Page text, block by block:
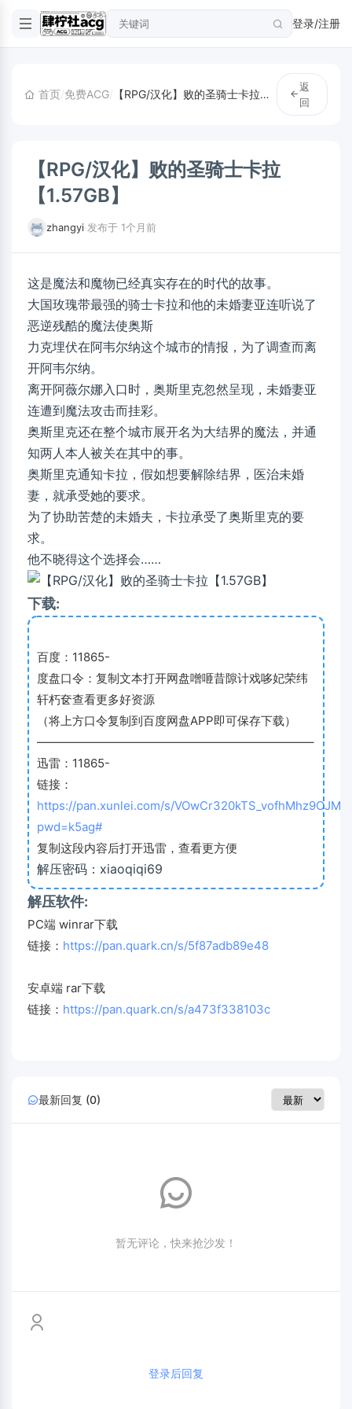
登录/注册
首页/免费ACG/ 【RPG/汉化】败的圣骑士卡拉【1.57GB】
返
回
【RPG/汉化】败的圣骑士卡拉
【1.57GB】
zhangyi 发布于 1个月前
这是魔法和魔物已经真实存在的时代的故事。
大国玫瑰带最强的骑士卡拉和他的未婚妻亚连听说了
恶逆残酷的魔法使奥斯
力克埋伏在阿韦尔纳这个城市的情报，为了调查而离
开阿韦尔纳。
离开阿薇尔娜入口时，奥斯里克忽然呈现，未婚妻亚
连遭到魔法攻击而挂彩。
奥斯里克还在整个城市展开名为大结界的魔法，并通
知两人本人被关在其中的事。
奥斯里克通知卡拉，假如想要解除结界，医治未婚
妻，就承受她的要求。
为了协助苦楚的未婚夫，卡拉承受了奥斯里克的要
求。
他不晓得这个选择会……
下载:
百度：11865-
度盘口令：复制文本打开网盘噌咂昔隙计戏哆妃荣纬
轩朽奁查看更多好资源
（将上方口令复制到百度网盘APP即可保存下载）
———————————————————————–
迅雷：11865-
链接：
https://pan.xunlei.com/s/
pwd=k5ag#
复制这段内容后打开迅雷，查看更方便
解压密码：xiaoqiqi69
解压软件:
PC端 winrar下载
链接： https://pan.quark.cn/s/5f87adb89e48
安卓端 rar下载
链接： https://pan.quark.cn/s/a473f338103c
最新回复 (0)
暂无评论，快来抢沙发！
登录后回复